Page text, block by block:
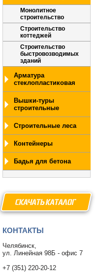
Монолитное
строительство
Строительство
коттеджей
Строительство
быстровозводимых
зданий
Арматура
стеклопластиковая
Вышки-туры
строительные
Строительные леса
Контейнеры
Бадья для бетона
СКАЧАТЫ КАТАЛОГ
КОНТАКТЫ
Челябинск,
ул. Линейная 98Б - офис 7
+7 (351) 220-20-12